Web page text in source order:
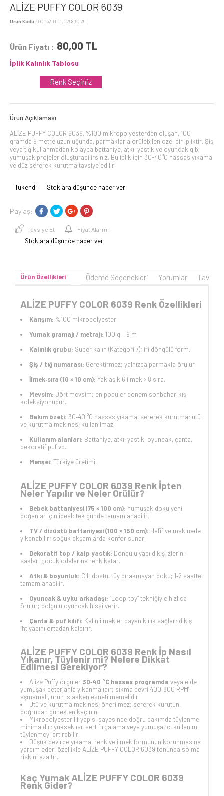
ALİZE PUFFY COLOR 6039
Ürün Kodu : 00153.001.0298.6039
Ürün Fiyatı : 80,00 TL
İplik Kalınlık Tablosu
Renk Seçiniz
Ürün Açıklaması
ALİZE PUFFY COLOR 6039, %100 mikropolyesterden oluşan, 100
gramda 9 metre uzunluğunda, parmaklarla örülebilen özel bir ipliktir. Şiş
veya tığ kullanmadan kolayca battaniye, atkı, yastık ve oyuncak gibi
yumuşak projeler oluşturabilirsiniz. Bu iplik için 30-40°C hassas yıkama
ve düz sererek kurutma tavsiye edilir.
Tükendi Stoklara düşünce haber ver
Paylaş:
Tavsiye Et Fiyat Alarmı
Stoklara düşünce haber ver
Ürün Özellikleri Ödeme Seçenekleri Yorumlar
ALİZE PUFFY COLOR 6039 Renk Özellikleri
Karışım: %100 mikropolyester
Yumak gramajı / metrajı: 100 g – 9 m
Kalınlık grubu: Süper kalın (Kategori 7); iri döngülü form.
Şiş / tığ numarası: Gerektirmez; yalnızca parmakla örülür
İlmek‑sıra (10 × 10 cm): Yaklaşık 6 ilmek × 8 sıra.
Mevsim: Dört mevsim; en popüler dönem sonbahar‑kış
koleksiyonudur.
Bakım özeti: 30‑40 °C hassas yıkama, sererek kurutma; ütü
ve kurutma makinesi kullanılmaz.
Kullanım alanları: Battaniye, atkı, yastık, oyuncak, çanta,
dekoratif puf vb.
Menşei: Türkiye üretimi.
ALİZE PUFFY COLOR 6039 Renk İpten
Neler Yapılır ve Neler Örülür?
Bebek battaniyesi (75 × 100 cm): Yumuşak doku yeni
doğanlar için ideal; tek günde tamamlanabilir.
TV / dizüstü battaniyesi (100 × 150 cm): Hafif ve makinede
yıkanabilir; soğuk akşamlarda konfor sunar.
Dekoratif top / kalp yastık: Döngülü yapı dikiş izlerini
saklar, çocuk odalarına renk katar.
Atkı & boyunluk: Cilt dostu, tüy bırakmayan doku; 1‑2 saatte
tamamlanabilir.
Oyuncak & uyku arkadaşı: “Loop‑toy” tekniğiyle hızlıca
örülür; dolgulu oyuncak hissi verir.
Çanta & puf kılıfı: Kalın ilmekler dayanıklılık sağlar; dikiş
ihtiyacını ortadan kaldırır.
ALİZE PUFFY COLOR 6039 Renk İp Nasıl
Yıkanır, Tüylenir mi? Nelere Dikkat
Edilmesi Gerekiyor?
Alize Puffy örgüler 30‑40 °C hassas programda veya elde
yumuşak deterjanla yıkanmalıdır; sıkma devri 400‑800 RPM’i
aşmamalı, ürün ıslakken esnetilmemelidir.
Ütü ve kurutma makinesi önerilmez; sererek kurutun,
doğrudan güneşten kaçının.
Mikropolyester lif yapısı sayesinde doğru bakımda tüylenme
minimaldir; yüksek ısı, sert fırçalama veya yumuşatıcı kullanımı
tüylenmeyi artırabilir.
Düşük devirde yıkama, renk ve ilmek formunun korunmasına
yardım eder, özellikle ALİZE PUFFY COLOR 6039 tonunda solma
riskini azaltır.
Kaç Yumak ALİZE PUFFY COLOR 6039
Renk Gider?